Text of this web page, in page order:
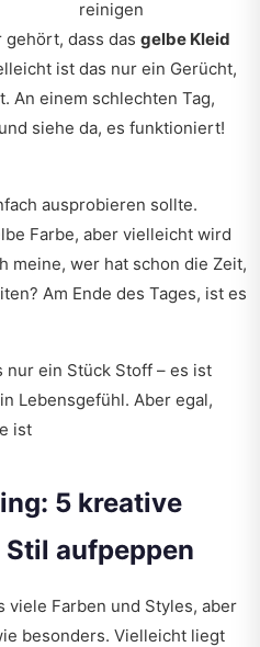
reinigen
dass das gelbe Kleid
ist das nur ein Gerücht,
An einem schlechten Tag,
siehe da, es funktioniert!
ausprobieren sollte.
Farbe, aber vielleicht wird
meine, wer hat schon die Zeit,
Am Ende des Tages, ist es
nur ein Stück Stoff – es ist
Lebensgefühl. Aber egal,
ist
5 kreative
Stil aufpeppen
viele Farben und Styles, aber
besonders. Vielleicht liegt